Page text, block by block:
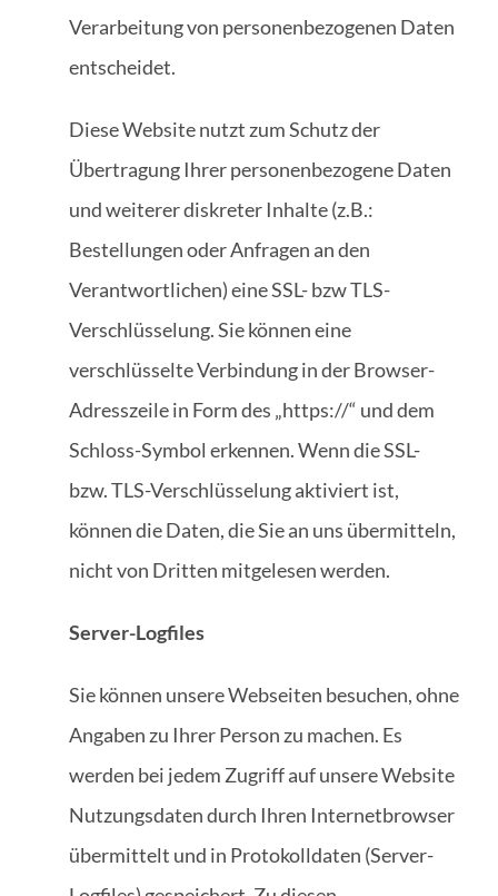
Verarbeitung von personenbezogenen Daten
entscheidet.
Diese Website nutzt zum Schutz der
Übertragung Ihrer personenbezogene Daten
und weiterer diskreter Inhalte (z.B.:
Bestellungen oder Anfragen an den
Verantwortlichen) eine SSL- bzw TLS-
Verschlüsselung. Sie können eine
verschlüsselte Verbindung in der Browser-
Adresszeile in Form des „https://“ und dem
Schloss-Symbol erkennen. Wenn die SSL-
bzw. TLS-Verschlüsselung aktiviert ist,
können die Daten, die Sie an uns übermitteln,
nicht von Dritten mitgelesen werden.
Server-Logfiles
Sie können unsere Webseiten besuchen, ohne
Angaben zu Ihrer Person zu machen. Es
werden bei jedem Zugriff auf unsere Website
Nutzungsdaten durch Ihren Internetbrowser
übermittelt und in Protokolldaten (Server-